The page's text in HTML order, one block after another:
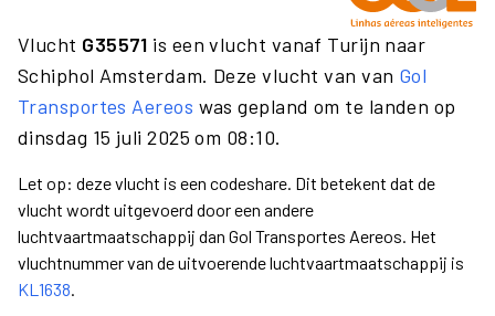
Vlucht G35571 is een vlucht vanaf Turijn naar
Schiphol Amsterdam. Deze vlucht van van Gol
Transportes Aereos was gepland om te landen op
dinsdag 15 juli 2025 om 08:10.
Let op: deze vlucht is een codeshare. Dit betekent dat de
vlucht wordt uitgevoerd door een andere
luchtvaartmaatschappij dan Gol Transportes Aereos. Het
vluchtnummer van de uitvoerende luchtvaartmaatschappij is
KL1638.